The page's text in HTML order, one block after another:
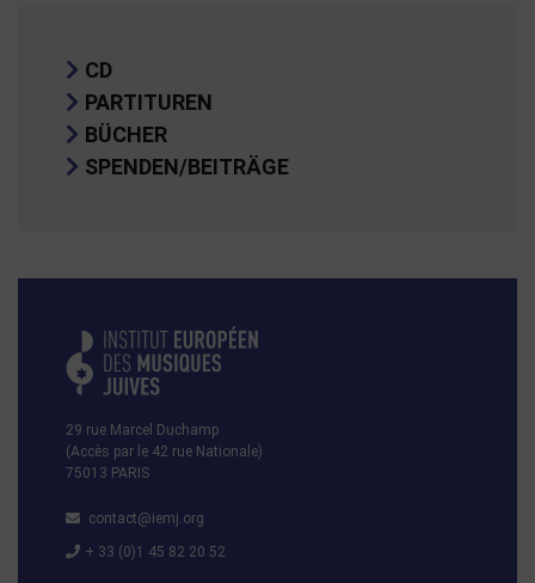
CD
PARTITUREN
BÜCHER
SPENDEN/BEITRÄGE
29 rue Marcel Duchamp
(Accès par le 42 rue Nationale)
75013 PARIS
contact@iemj.org
+ 33 (0)1 45 82 20 52